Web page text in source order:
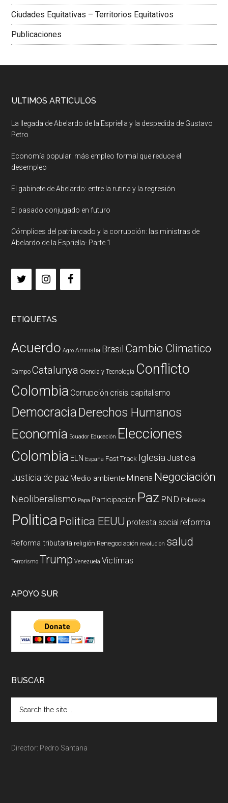
Ciudades Equitativas – Territorios Equitativos
Publicaciones
ULTIMOS ARTICULOS
La llegada de Abelardo de la Espriella y la despedida de Gustavo
Petro
Economía popular: más empleo formal que reduce el
desempleo
El gabinete de Abelardo: entre la rutina y la regresión
El pasado conjugado en futuro
Cómplices del patriarcado y la corrupción: las ministras de
Abelardo de la Espriella- Parte 1
ETIQUETAS
Acuerdo Agro Amnistia Brasil Cambio Climatico
Campo Catalunya Ciencia y Tecnología Conflicto
Colombia Corrupción crisis capitalismo
DemocraciaDerechos Humanos
Economía Ecuador Educación Elecciones
Colombia ELN España Fast Track Iglesia Justicia
Justicia de paz Medio ambiente Mineria Negociación
Neoliberalismo Papa Participación Paz PND Pobreza
PoliticaPolitica EEUU protesta social reforma
Reforma tributaria religión Renegociación revolucion salud
Terrorismo Trump Venezuela Victimas
APOYO SUR
BUSCAR
Director: Pedro Santana